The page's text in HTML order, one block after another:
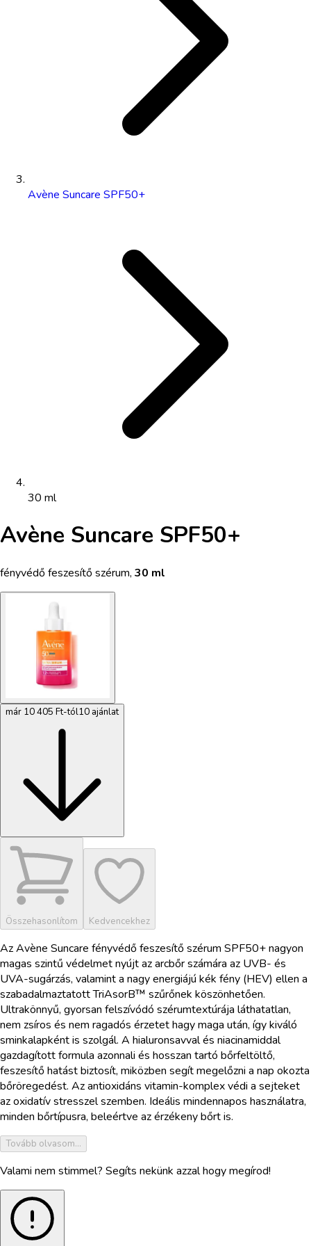
Avène Suncare SPF50+
30 ml
Avène Suncare SPF50+
fényvédő feszesítő szérum, 30 ml
már 10 405 Ft-tól10 ajánlat
Összehasonlítom Kedvencekhez
Az Avène Suncare fényvédő feszesítő szérum SPF50+ nagyon
magas szintű védelmet nyújt az arcbőr számára az UVB- és
UVA-sugárzás, valamint a nagy energiájú kék fény (HEV) ellen a
szabadalmaztatott TriAsorB™ szűrőnek köszönhetően.
Ultrakönnyű, gyorsan felszívódó szérumtextúrája láthatatlan,
nem zsíros és nem ragadós érzetet hagy maga után, így kiváló
sminkalapként is szolgál. A hialuronsavval és niacinamiddal
gazdagított formula azonnali és hosszan tartó bőrfeltöltő,
feszesítő hatást biztosít, miközben segít megelőzni a nap okozta
bőröregedést. Az antioxidáns vitamin-komplex védi a sejteket
az oxidatív stresszel szemben. Ideális mindennapos használatra,
minden bőrtípusra, beleértve az érzékeny bőrt is.
Tovább olvasom...
Valami nem stimmel? Segíts nekünk azzal hogy megírod!